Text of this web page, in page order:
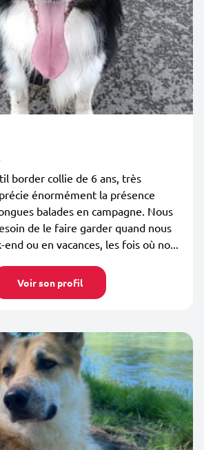
border collie de 6 ans, très
énormément la présence
balades en campagne. Nous
de le faire garder quand nous
ou en vacances, les fois où no...
Voir son profil